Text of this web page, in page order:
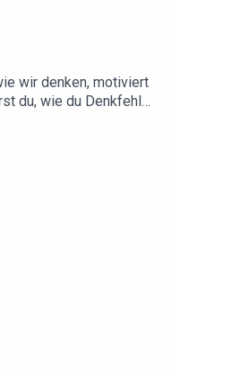
wir denken, motiviert
du, wie du Denkfehler
Wer keine Folge